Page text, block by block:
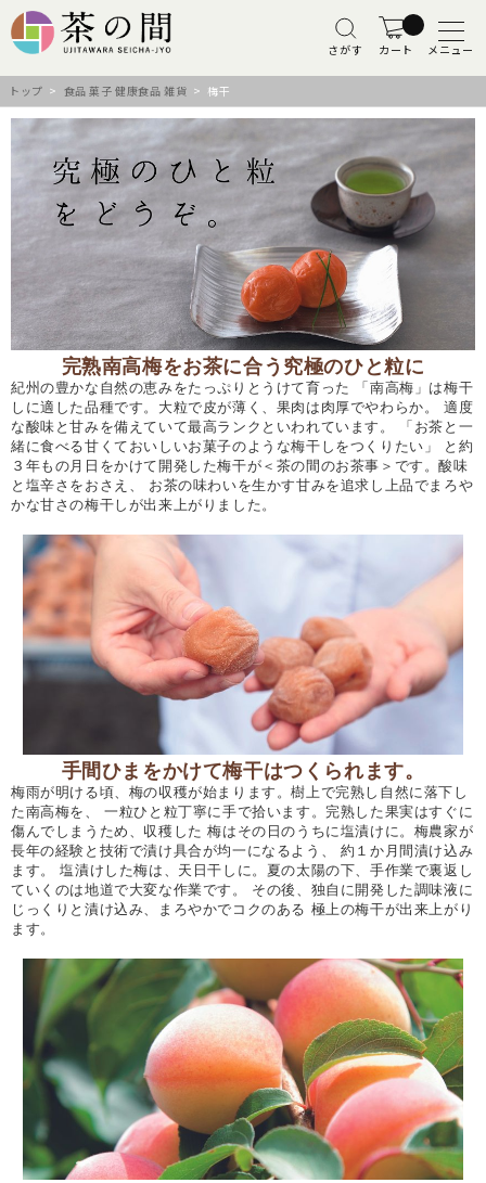
さがす カート メニュー
トップ > 食品 菓子 健康食品 雑貨 > 梅干
完熟南高梅をお茶に合う究極のひと粒に
紀州の豊かな自然の恵みをたっぷりとうけて育った 「南高梅」は梅干
しに適した品種です。大粒で皮が薄く、果肉は肉厚でやわらか。 適度
な酸味と甘みを備えていて最高ランクといわれています。 「お茶と一
緒に食べる甘くておいしいお菓子のような梅干しをつくりたい」 と約
３年もの月日をかけて開発した梅干が＜茶の間のお茶事＞です。酸味
と塩辛さをおさえ、 お茶の味わいを生かす甘みを追求し上品でまろや
かな甘さの梅干しが出来上がりました。
手間ひまをかけて梅干はつくられます。
梅雨が明ける頃、梅の収穫が始まります。樹上で完熟し自然に落下し
た南高梅を、 一粒ひと粒丁寧に手で拾います。完熟した果実はすぐに
傷んでしまうため、収穫した 梅はその日のうちに塩漬けに。梅農家が
長年の経験と技術で漬け具合が均一になるよう、 約１か月間漬け込み
ます。 塩漬けした梅は、天日干しに。夏の太陽の下、手作業で裏返し
ていくのは地道で大変な作業です。 その後、独自に開発した調味液に
じっくりと漬け込み、まろやかでコクのある 極上の梅干が出来上がり
ます。